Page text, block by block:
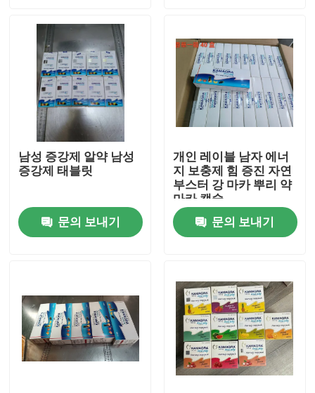
제품
비디오
우리에 대하여
공장 여행
품질 관리
인용문을 요구하세요
사람들 본초 보충
남성 증강제 알약 남성
증강제 태블릿
문의 보내기
개인 레이블 남자 에너
지 보충제 힘 증진 자연
부스터 강 마카 뿌리 약
마카 캡슐
문의 보내기